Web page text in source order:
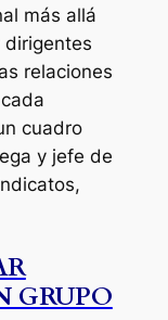
más allá
relaciones
cuadro
y jefe de
GRUPO